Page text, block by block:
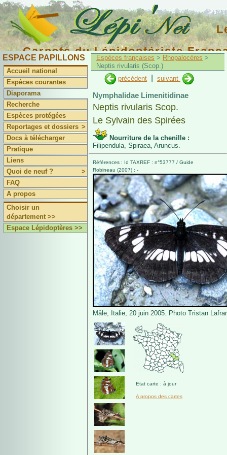
Carnets du Lépidoptériste
ESPACE PAPILLONS
Accueil national
Espèces courantes
Diaporama
Recherche
Espèces protégées
Reportages et dossiers >
Docs à télécharger
Pratique
Liens
Quoi de neuf ?
>
FAQ
A propos
Choisir un
département >>
Espace Lépidoptères >>
Espèces françaises > Rhopalocères >
Neptis rivularis (Scop.)
précédent
suivant
Nymphalidae Limenitidinae
Neptis rivularis Scop.
Le Sylvain des Spirées
Nourriture de la chenille :
Filipendula, Spiraea, Aruncus.
Références : Id TAXREF : n°53777 / Guide
Robineau (2007) : -
Mâle, Italie, 20 juin 2005. Photo Tristan
Etat carte : à jour
A propos des cartes